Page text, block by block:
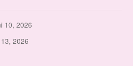
10, 2026
2026